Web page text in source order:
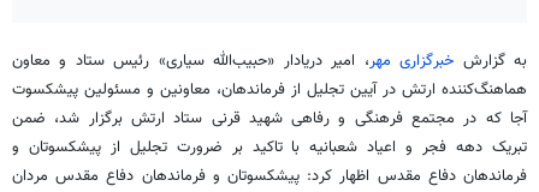
به گزارش خبرگزاری مهر، امیر دریادار «حبیب‌الله سیاری» رئیس ستاد و معاون
هماهنگ‌کننده ارتش در آیین تجلیل از فرماندهان، معاونین و مسئولین پیشکسوت
آجا که در مجتمع فرهنگی و رفاهی شهید قرنی ستاد ارتش برگزار شد، ضمن
تبریک دهه فجر و اعیاد شعبانیه با تاکید بر ضرورت تجلیل از پیشکسوتان و
فرماندهان دفاع مقدس اظهار کرد: پیشکسوتان و فرماندهان دفاع مقدس مردان